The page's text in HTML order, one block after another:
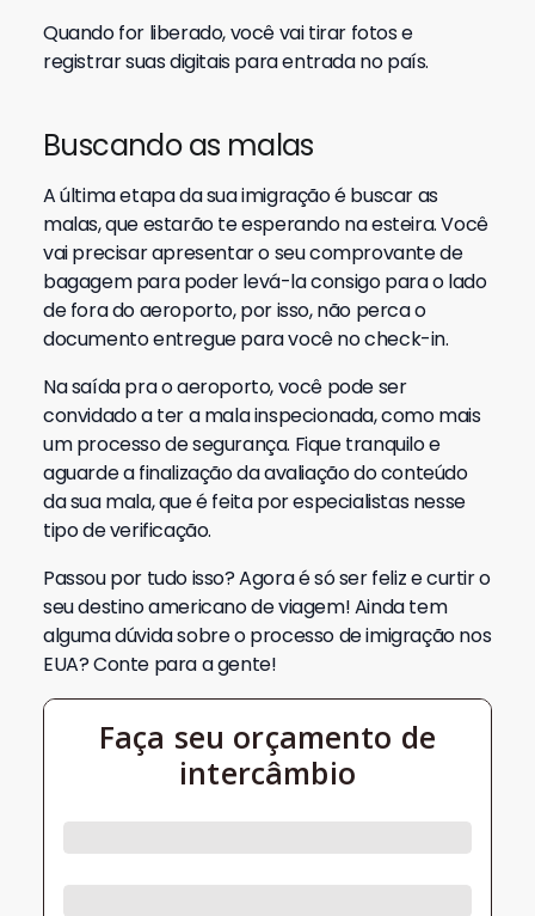
Quando for liberado, você vai tirar fotos e
registrar suas digitais para entrada no país.
Buscando as malas
A última etapa da sua imigração é buscar as
malas, que estarão te esperando na esteira. Você
vai precisar apresentar o seu comprovante de
bagagem para poder levá-la consigo para o lado
de fora do aeroporto, por isso, não perca o
documento entregue para você no check-in.
Na saída pra o aeroporto, você pode ser
convidado a ter a mala inspecionada, como mais
um processo de segurança. Fique tranquilo e
aguarde a finalização da avaliação do conteúdo
da sua mala, que é feita por especialistas nesse
tipo de verificação.
Passou por tudo isso? Agora é só ser feliz e curtir o
seu destino americano de viagem! Ainda tem
alguma dúvida sobre o processo de imigração nos
EUA? Conte para a gente!